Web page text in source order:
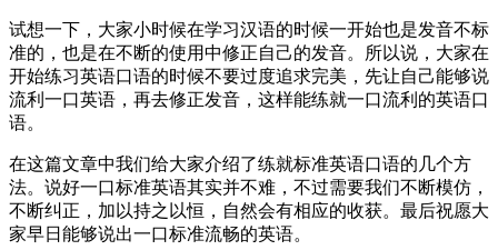
试想一下，大家小时候在学习汉语的时候一开始也是发音不标
准的，也是在不断的使用中修正自己的发音。所以说，大家在
开始练习英语口语的时候不要过度追求完美，先让自己能够说
流利一口英语，再去修正发音，这样能练就一口流利的英语口
语。
在这篇文章中我们给大家介绍了练就标准英语口语的几个方
法。说好一口标准英语其实并不难，不过需要我们不断模仿，
不断纠正，加以持之以恒，自然会有相应的收获。最后祝愿大
家早日能够说出一口标准流畅的英语。